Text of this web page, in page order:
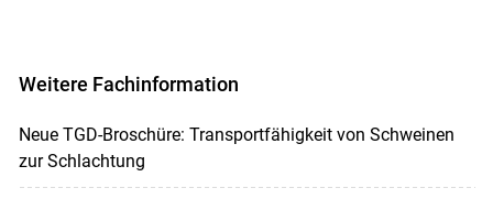
Weitere Fachinformation
Neue TGD-Broschüre: Transportfähigkeit von Schweinen
zur Schlachtung